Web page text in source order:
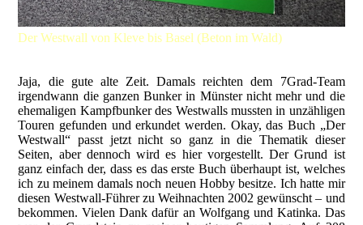
Der Westwall von Kleve bis Basel (Beton im Wald)
Jaja, die gute alte Zeit. Damals reichten dem 7Grad-Team
irgendwann die ganzen Bunker in Münster nicht mehr und die
ehemaligen Kampfbunker des Westwalls mussten in unzähligen
Touren gefunden und erkundet werden. Okay, das Buch „Der
Westwall“ passt jetzt nicht so ganz in die Thematik dieser
Seiten, aber dennoch wird es hier vorgestellt. Der Grund ist
ganz einfach der, dass es das erste Buch überhaupt ist, welches
ich zu meinem damals noch neuen Hobby besitze. Ich hatte mir
diesen Westwall-Führer zu Weihnachten 2002 gewünscht – und
bekommen. Vielen Dank dafür an Wolfgang und Katinka. Das